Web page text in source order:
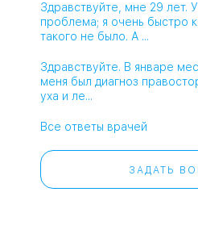
Здравствуйте, мне 29 лет.
проблема; я очень быстро
такого не было. А ...
Здравствуйте. В январе
меня был диагноз
уха и ле...
Все ответы врачей
ЗАДАТЬ